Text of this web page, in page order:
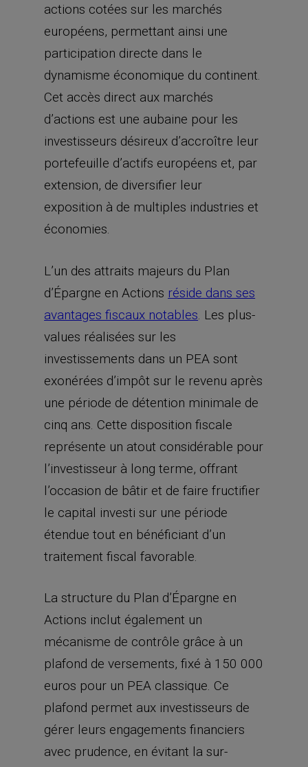
actions cotées sur les marchés
européens, permettant ainsi une
participation directe dans le
dynamisme économique du continent.
Cet accès direct aux marchés
d’actions est une aubaine pour les
investisseurs désireux d’accroître leur
portefeuille d’actifs européens et, par
extension, de diversifier leur
exposition à de multiples industries et
économies.
L’un des attraits majeurs du Plan
d’Épargne en Actions réside dans ses
avantages fiscaux notables . Les plus-
values réalisées sur les
investissements dans un PEA sont
exonérées d’impôt sur le revenu après
une période de détention minimale de
cinq ans. Cette disposition fiscale
représente un atout considérable pour
l’investisseur à long terme, offrant
l’occasion de bâtir et de faire fructifier
le capital investi sur une période
étendue tout en bénéficiant d’un
traitement fiscal favorable.
La structure du Plan d’Épargne en
Actions inclut également un
mécanisme de contrôle grâce à un
plafond de versements, fixé à 150 000
euros pour un PEA classique. Ce
plafond permet aux investisseurs de
gérer leurs engagements financiers
avec prudence, en évitant la sur-